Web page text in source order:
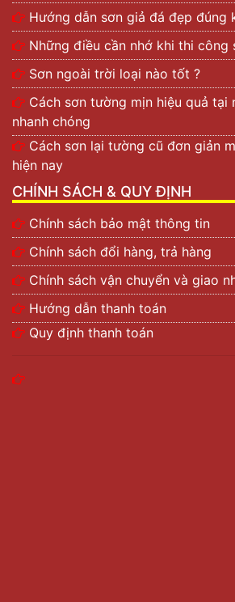
Hướng dẫn sơn giả đá đẹp đúng
Những điều cần nhớ khi thi công
Sơn ngoài trời loại nào tốt ?
Cách sơn tường mịn hiệu quả tại
nhanh chóng
Cách sơn lại tường cũ đơn giản
hiện nay
CHÍNH SÁCH & QUY ĐỊNH
Chính sách bảo mật thông tin
Chính sách đổi hàng, trả hàng
Chính sách vận chuyển và giao
Hướng dẫn thanh toán
Quy định thanh toán